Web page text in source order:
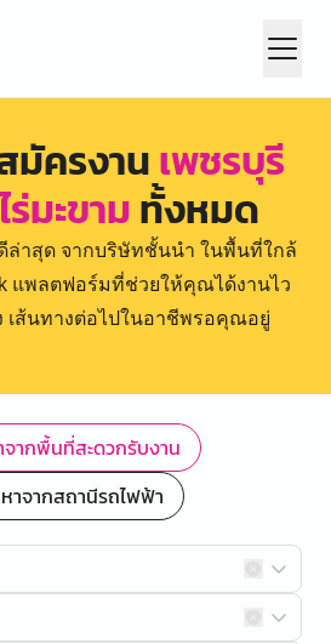
มัครงานเพชรบุรี
มะขามทั้งหมด
าสุด จากบริษัทชั้นนำ ในพื้นที่ใกล้
แพลตฟอร์มที่ช่วยให้คุณได้งานไว
เส้นทางต่อไปในอาชีพรอคุณอยู่
ากพื้นที่สะดวกรับงาน
าจากสถานีรถไฟฟ้า